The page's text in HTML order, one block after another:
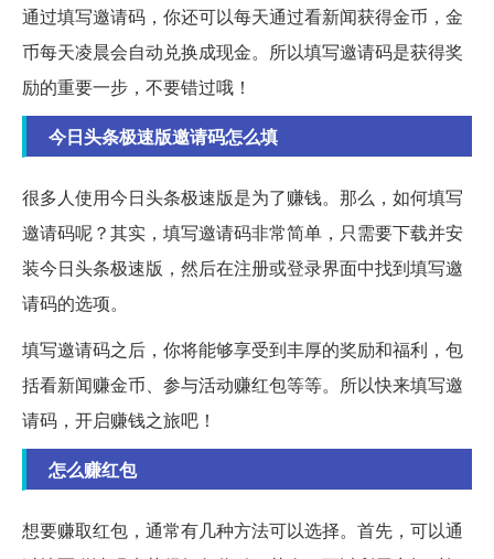
通过填写邀请码，你还可以每天通过看新闻获得金币，金
币每天凌晨会自动兑换成现金。所以填写邀请码是获得奖
励的重要一步，不要错过哦！
今日头条极速版邀请码怎么填
很多人使用今日头条极速版是为了赚钱。那么，如何填写
邀请码呢？其实，填写邀请码非常简单，只需要下载并安
装今日头条极速版，然后在注册或登录界面中找到填写邀
请码的选项。
填写邀请码之后，你将能够享受到丰厚的奖励和福利，包
括看新闻赚金币、参与活动赚红包等等。所以快来填写邀
请码，开启赚钱之旅吧！
怎么赚红包
想要赚取红包，通常有几种方法可以选择。首先，可以通